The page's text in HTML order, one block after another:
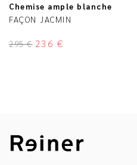
Chemise ample blanche
FAÇON JACMIN
295€ 236 €